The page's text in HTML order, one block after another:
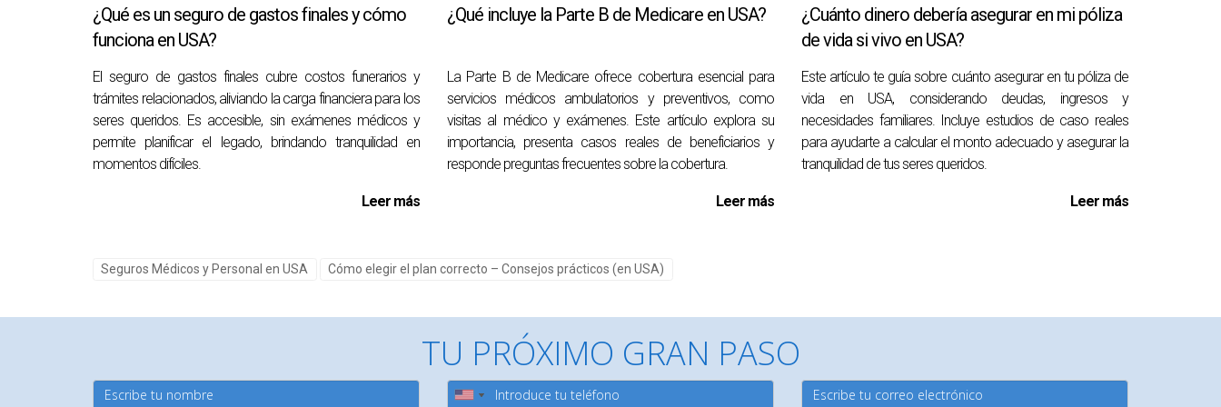
Conclusión
Elegir entre un seguro económico o uno con más beneficios no es una decisión sencilla; requiere reflexión sobre tus circunstancias personales y financieras.
Mientras que los seguros económicos pueden ofrecer una solución temporal atractiva, los planes completos brindan una protección esencial que puede
marcar la diferencia en momentos críticos. Es fundamental evaluar tus necesidades específicas y considerar cómo cada opción se alinea con tus objetivos
financieros a largo plazo. Recuerda siempre consultar con expertos en seguros para obtener asesoramiento personalizado. Si te sientes abrumado por las
experta sobre seguros. Puedes hacerlo haciendo clic en este enlace:
. ¡Estamos aquí para ayudarte!
Los seguros económicos suelen cubrir servicios básicos como consultas médicas generales y emergencias menores, pero pueden excluir tratamientos
¿Vale la pena pagar más por un seguro completo?
¿Qué es un seguro de gastos finales y cómo
funciona en USA?
El seguro de gastos finales cubre costos funerarios y
trámites relacionados, aliviando la carga financiera para los
seres queridos. Es accesible, sin exámenes médicos y
permite planificar el legado, brindando tranquilidad en
momentos difíciles.
Leer más
¿Qué incluye la Parte B de Medicare en USA?
La Parte B de Medicare ofrece cobertura esencial para
servicios médicos ambulatorios y preventivos, como
visitas al médico y exámenes. Este artículo explora su
importancia, presenta casos reales de beneficiarios y
responde preguntas frecuentes sobre la cobertura.
Leer más
¿Cuánto dinero debería asegurar en mi póliza
de vida si vivo en USA?
Este artículo te guía sobre cuánto asegurar en tu póliza de
vida en USA, considerando deudas, ingresos y
necesidades familiares. Incluye estudios de caso reales
para ayudarte a calcular el monto adecuado y asegurar la
tranquilidad de tus seres queridos.
Leer más
Seguros Médicos y Personal en USA Cómo elegir el plan correcto – Consejos prácticos (en USA)
TU PRÓXIMO GRAN PASO